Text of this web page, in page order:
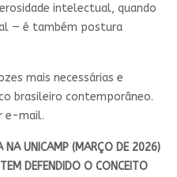
intelectual, quando
— é também postura
mais necessárias e
brasileiro contemporâneo.
e-mail.
NA UNICAMP (MARÇO DE 2026)
DEFENDIDO O CONCEITO